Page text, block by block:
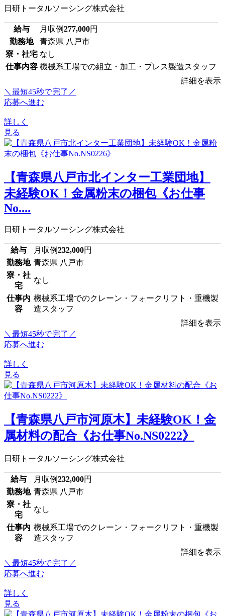
日研トータルソーシング株式会社
給与 月収例277,000円
勤務地
青森県 八戸市
寮・社宅 なし
仕事内容 機械系工場での組立・加工・プレス製造スタッフ
詳細を表示
＼最短45秒で完了／
応募へ進む
詳しく
見る
【青森県八戸市北インター工業団地】
未経験OK！金属粉末の梱包《お仕事
No....
日研トータルソーシング株式会社
給与 月収例232,000円
勤務地 青森県 八戸市
寮・社
宅
なし
仕事内
容
機械系工場でのクレーン・フォークリフト・重機製
造スタッフ
詳細を表示
＼最短45秒で完了／
応募へ進む
詳しく
見る
【青森県八戸市河原木】未経験OK！金
属材料の配合《お仕事No.NS0222》
日研トータルソーシング株式会社
給与 月収例232,000円
勤務地 青森県 八戸市
寮・社
宅
なし
仕事内
容
機械系工場でのクレーン・フォークリフト・重機製
造スタッフ
詳細を表示
＼最短45秒で完了／
応募へ進む
詳しく
見る